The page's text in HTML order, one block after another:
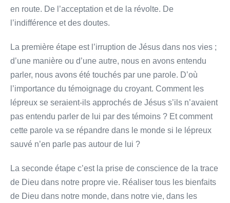
en route. De l’acceptation et de la révolte. De
l’indifférence et des doutes.
La première étape est l’irruption de Jésus dans nos vies ;
d’une manière ou d’une autre, nous en avons entendu
parler, nous avons été touchés par une parole. D’où
l’importance du témoignage du croyant. Comment les
lépreux se seraient-ils approchés de Jésus s’ils n’avaient
pas entendu parler de lui par des témoins ? Et comment
cette parole va se répandre dans le monde si le lépreux
sauvé n’en parle pas autour de lui ?
La seconde étape c’est la prise de conscience de la trace
de Dieu dans notre propre vie. Réaliser tous les bienfaits
de Dieu dans notre monde, dans notre vie, dans les